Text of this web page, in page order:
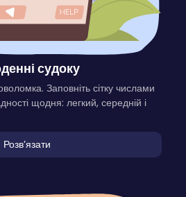
судоку
Заповніть сітку числами
щодня: легкий, середній і
Розвʼязати